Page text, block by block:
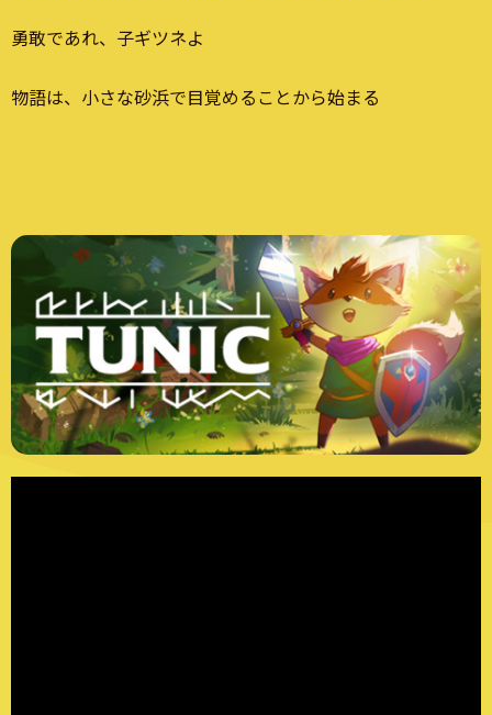
勇敢であれ、子ギツネよ
物語は、小さな砂浜で目覚めることから始まる